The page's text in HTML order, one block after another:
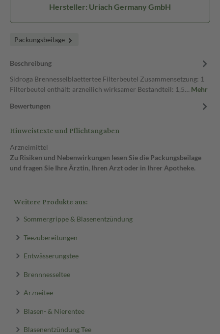
Hersteller: Uriach Germany GmbH
Packungsbeilage
Beschreibung
Sidroga Brennesselblaettertee Filterbeutel Zusammensetzung: 1
Filterbeutel enthält: arzneilich wirksamer Bestandteil: 1,5… Mehr
Bewertungen
Hinweistexte und Pflichtangaben
Arzneimittel
Zu Risiken und Nebenwirkungen lesen Sie die Packungsbeilage
und fragen Sie Ihre Ärztin, Ihren Arzt oder in Ihrer Apotheke.
Weitere Produkte aus:
Sommergrippe & Blasenentzündung
Teezubereitungen
Entwässerungstee
Brennnesseltee
Arzneitee
Blasen- & Nierentee
Blasenentzündung Tee